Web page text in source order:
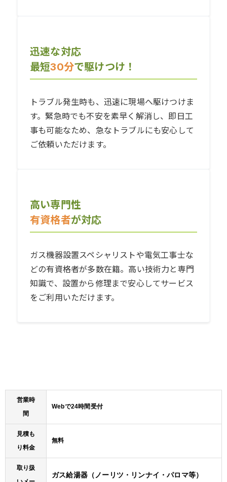
迅速な対応
最短30分で駆けつけ！
トラブル発生時も、迅速に現場へ駆けつけま
す。緊急時でも不安を素早く解消し、即日工
事も可能なため、急なトラブルにも安心して
ご依頼いただけます。
高い専門性
有資格者が対応
ガス機器設置スペシャリストや電気工事士な
どの有資格者が多数在籍。高い技術力と専門
知識で、設置から修理まで安心してサービス
をご利用いただけます。
営業時
間
Webで24時間受付
見積も
り料金
無料
取り扱
ガス給湯器（ノーリツ・リンナイ・パロマ等）